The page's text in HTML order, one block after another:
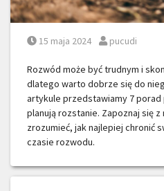
Posted on
15 maja 2024 Posted by
pucudi
Rozwód może być trudnym i
dlatego warto dobrze się do
artykule przedstawiamy 7
planują rozstanie. Zapoznaj się
zrozumieć, jak najlepiej chronić
czasie rozwodu.